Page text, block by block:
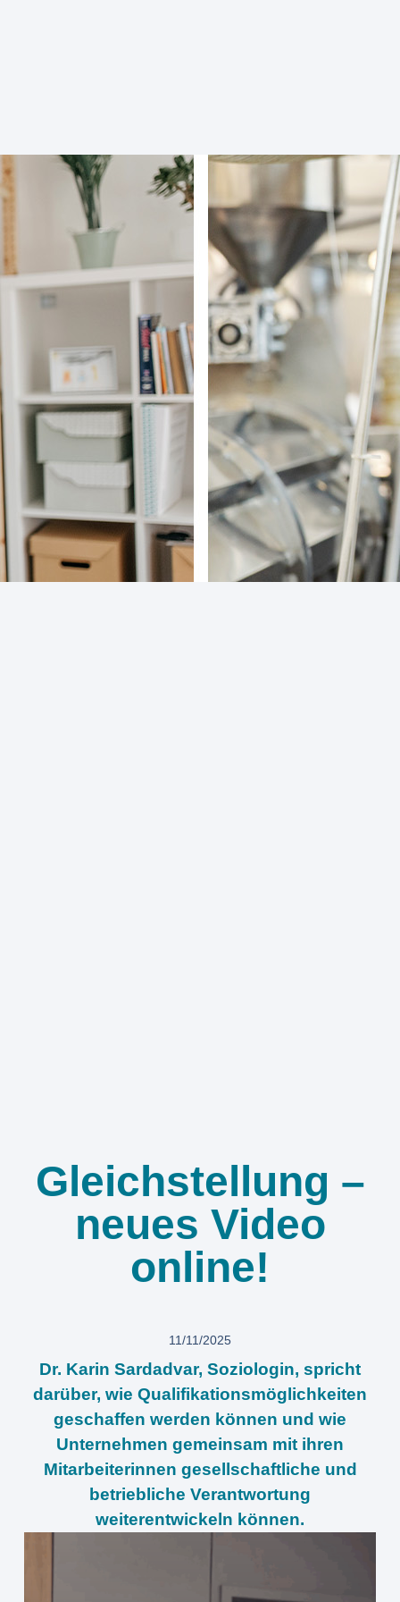
Gleichstellung –
neues Video
online!
11/11/2025
Dr. Karin Sardadvar, Soziologin, spricht
darüber, wie Qualifikationsmöglichkeiten
geschaffen werden können und wie
Unternehmen gemeinsam mit ihren
Mitarbeiterinnen gesellschaftliche und
betriebliche Verantwortung
weiterentwickeln können.